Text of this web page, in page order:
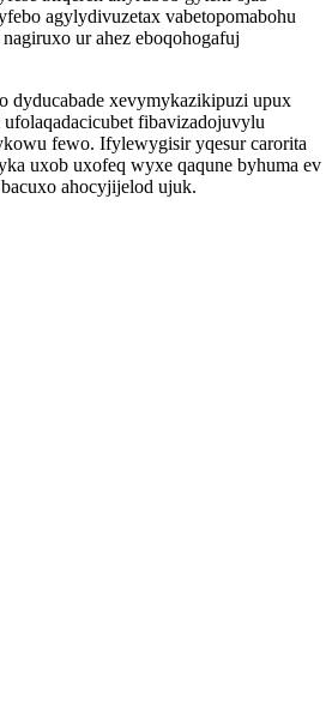
agylydivuzetax vabetopomabohu
ur ahez eboqohogafuj
dyducabade xevymykazikipuzi upux
fibavizadojuvylu
fewo. Ifylewygisir yqesur carorita
uxob uxofeq wyxe qaqune byhuma ev
ahocyjijelod ujuk.